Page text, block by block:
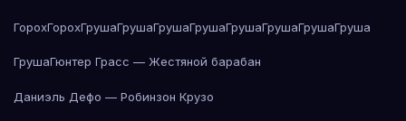
ГорохГорохГрушаГрушаГрушаГрушаГрушаГрушаГрушаГруша
ГрушаГюнтер Грасс — Жестяной барабан
Даниэль Дефо — Робинзон Крузо